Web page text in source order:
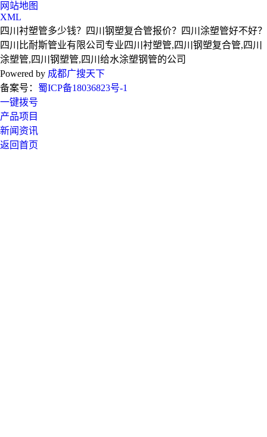
网站地图
XML
四川衬塑管多少钱？四川钢塑复合管报价？四川涂塑管好不好？
四川比耐斯管业有限公司专业四川衬塑管,四川钢塑复合管,四川
涂塑管,四川钢塑管,四川给水涂塑钢管的公司
Powered by 成都广搜天下
备案号： 蜀ICP备18036823号-1
一键拨号
产品项目
新闻资讯
返回首页